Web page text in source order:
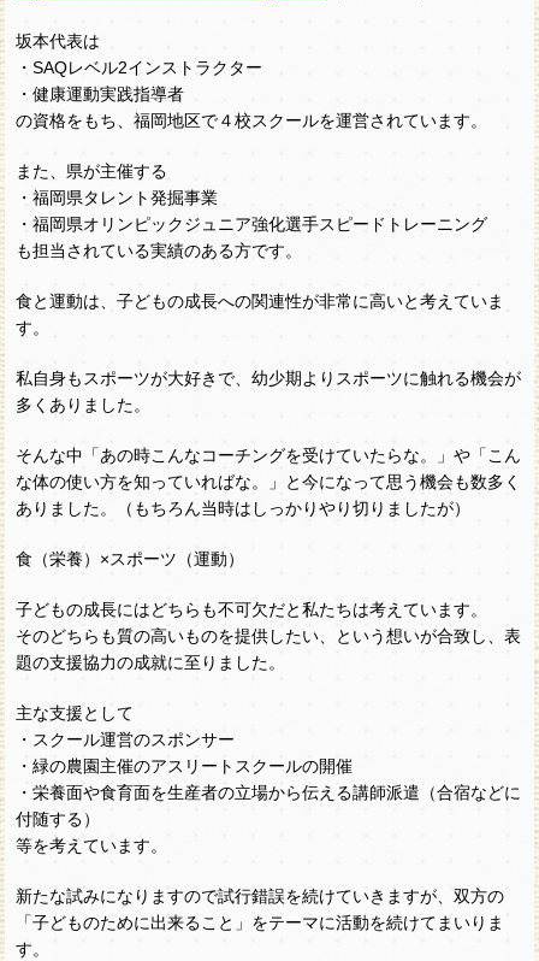
坂本代表は
・SAQレベル2インストラクター
・健康運動実践指導者
の資格をもち、福岡地区で４校スクールを運営されています。
また、県が主催する
・福岡県タレント発掘事業
・福岡県オリンピックジュニア強化選手スピードトレーニング
も担当されている実績のある方です。
食と運動は、子どもの成長への関連性が非常に高いと考えていま
す。
私自身もスポーツが大好きで、幼少期よりスポーツに触れる機会が
多くありました。
そんな中「あの時こんなコーチングを受けていたらな。」や「こん
な体の使い方を知っていればな。」と今になって思う機会も数多く
ありました。（もちろん当時はしっかりやり切りましたが）
食（栄養）×スポーツ（運動）
子どもの成長にはどちらも不可欠だと私たちは考えています。
そのどちらも質の高いものを提供したい、という想いが合致し、表
題の支援協力の成就に至りました。
主な支援として
・スクール運営のスポンサー
・緑の農園主催のアスリートスクールの開催
・栄養面や食育面を生産者の立場から伝える講師派遣（合宿などに
付随する）
等を考えています。
新たな試みになりますので試行錯誤を続けていきますが、双方の
「子どものために出来ること」をテーマに活動を続けてまいりま
す。